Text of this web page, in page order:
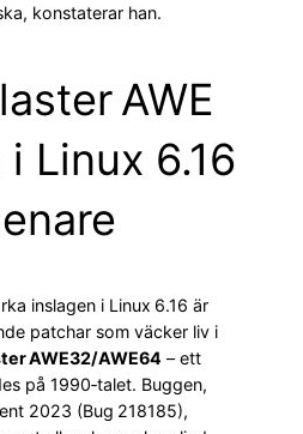
konstaterar han.
AWE
Linux 6.16
inslagen i Linux 6.16 är
patchar som väcker liv i
AWE32/AWE64 – ett
på 1990‑talet. Buggen,
2023 (Bug 218185),